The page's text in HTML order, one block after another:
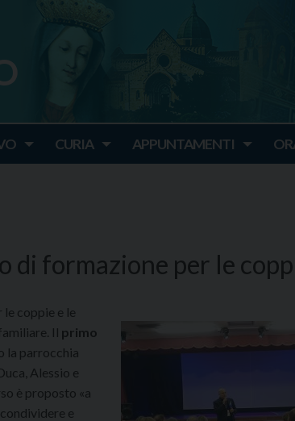
CURIA APPUNTAMENTI
di formazione per le
le coppie e le
Il primo
la parrocchia
Alessio e
è proposto «a
e